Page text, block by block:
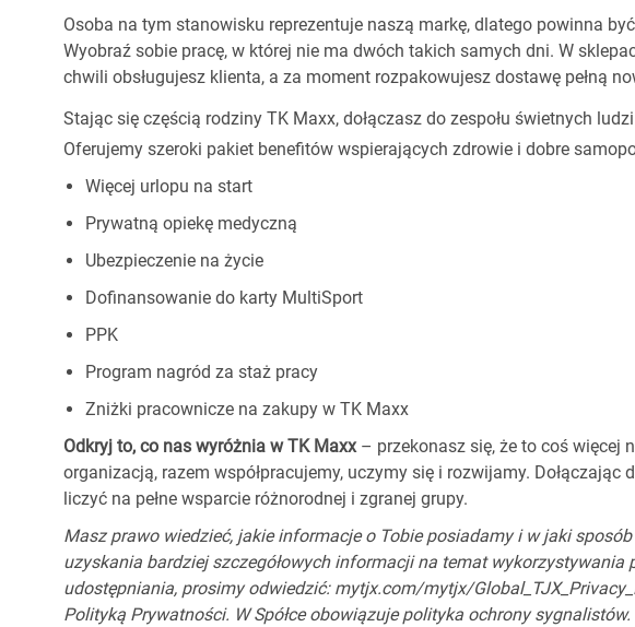
Osoba na tym stanowisku reprezentuje naszą markę, dlatego powinna
Wyobraź sobie pracę, w której nie ma dwóch takich samych dni. W
chwili obsługujesz klienta, a za moment rozpakowujesz dostawę pełną
Stając się częścią rodziny TK Maxx, dołączasz do zespołu świetnych ludzi
Oferujemy szeroki pakiet benefitów wspierających zdrowie i dobre
Więcej urlopu na start
Prywatną opiekę medyczną
Ubezpieczenie na życie
Dofinansowanie do karty MultiSport
PPK
Program nagród za staż pracy
Zniżki pracownicze na zakupy w TK Maxx
Odkryj to, co nas wyróżnia w TK Maxx– przekonasz się, że to coś więcej
organizacją, razem współpracujemy, uczymy się i rozwijamy. Dołączając
liczyć na pełne wsparcie różnorodnej i zgranej grupy.
Masz prawo wiedzieć, jakie informacje o Tobie posiadamy i w jaki
uzyskania bardziej szczegółowych informacji na temat wykorzystywania
udostępniania, prosimy odwiedzić: mytjx.com/mytjx/
Polityką Prywatności. W Spółce obowiązuje polityka ochrony sygnalistów.